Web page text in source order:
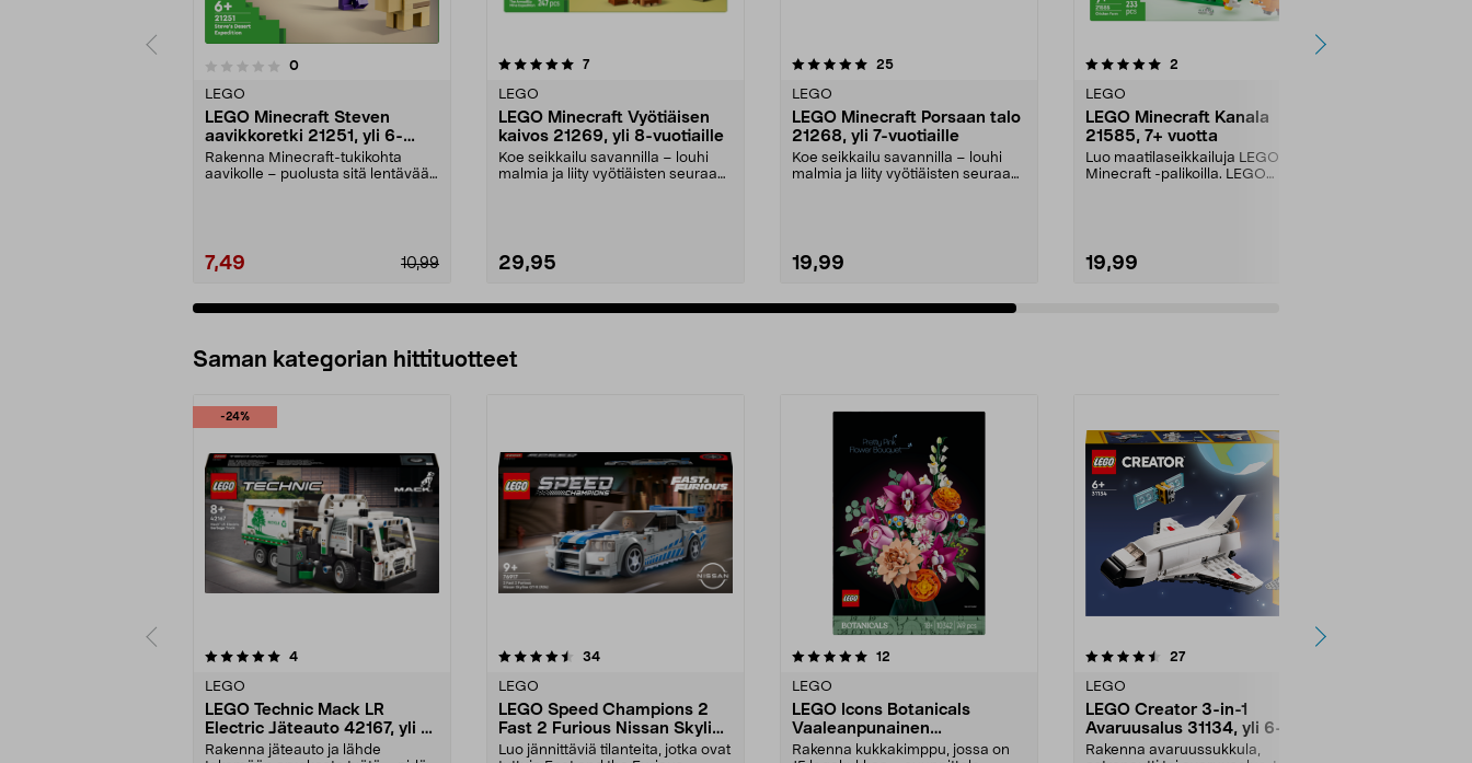
0arvostelut
LEGO
LEGO Minecraft Steven
aavikkoretki 21251, yli 6-
vuotiaille
Rakenna Minecraft-tukikohta
aavikolle – puolusta sitä lentävää
10,99
7,49
5.0viidestä
7arvostelut
LEGO
LEGO Minecraft Vyötiäisen
kaivos 21269, yli 8-vuotiaille
Koe seikkailu savannilla – louhi
malmia ja liity vyötiäisten seuraan.
29,95
5.0viidestä
25arvostelut
LEGO
LEGO Minecraft Porsaan talo
21268, yli 7-vuotiaille
Koe seikkailu savannilla – louhi
malmia ja liity vyötiäisten seuraan.
19,99
5.0viidestä
2
LEGO
LEGO Minecraft Kanala
21585, 7+ vuotta
Luo maatilaseikkailuja LEGO
Minecraft -palikoilla. LEGO
19,99
5.0viidestä
Saman kategorian hittituotteet
-24%
4arvostelut
LEGO
LEGO Technic Mack LR
Electric Jäteauto 42167, yli 8-
vuotiaille
Rakenna jäteauto ja lähde
4.5 viidestä
34arvostelut
LEGO
LEGO Speed Champions 2
Fast 2 Furious Nissan Skyline
GT-R (R34) 76917, yli 9-
Luo jännittäviä tilanteita, jotka ovat
5.0 viidestä
12
LEGO
LEGO Icons Botanicals
Vaaleanpunainen
kukkakimppu 10342, yli 18-
Rakenna kukkakimppu, jossa on
4.5 viidestä
27arvostelut
LEGO
LEGO Creator 3-in-1
Avaruusalus 31134, yli 6-
vuotiaille
Rakenna avaruussukkula,
5.0 viidestä